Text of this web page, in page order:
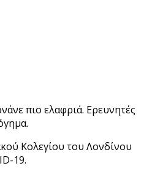
πιο ελαφριά. Ερευνητές
Κολεγίου του Λονδίνου
19.